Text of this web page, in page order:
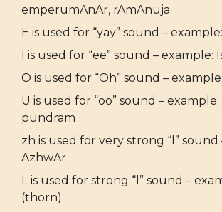
emperumAnAr, rAmAnuja
E is used for “yay” sound –
I is used for “ee” sound – example:
O is used for “Oh” sound –
U is used for “oo” sound –
pundram
zh is used for very strong “l” sound
AzhwAr
L is used for strong “l” sound –
(thorn)